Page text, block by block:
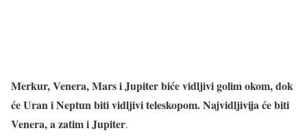
Merkur, Venera, Mars i Jupiter biće vidljivi golim okom, dok
će Uran i Neptun biti vidljivi teleskopom. Najvidljivija će biti
Venera, a zatim i Jupiter.